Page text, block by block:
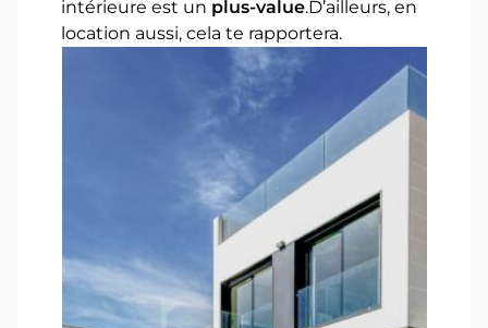
intérieure est un plus-value.D’ailleurs, en
location aussi, cela te rapportera.